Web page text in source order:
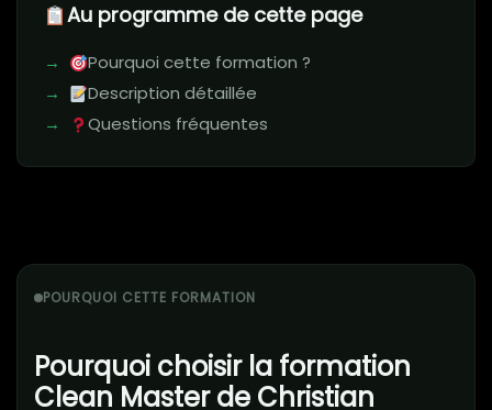
Au programme de cette page
Pourquoi cette formation ?
Description détaillée
Questions fréquentes
POURQUOI CETTE FORMATION
Pourquoi choisir la formation
Clean Master de Christian